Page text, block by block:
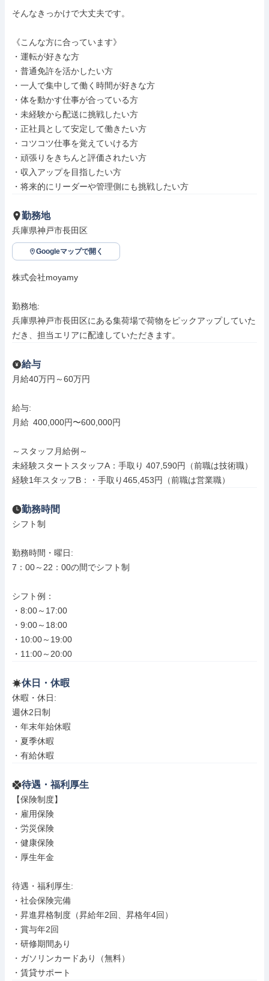
そんなきっかけで大丈夫です。
《こんな方に合っています》
・運転が好きな方
・普通免許を活かしたい方
・一人で集中して働く時間が好きな方
・体を動かす仕事が合っている方
・未経験から配送に挑戦したい方
・正社員として安定して働きたい方
・コツコツ仕事を覚えていける方
・頑張りをきちんと評価されたい方
・収入アップを目指したい方
・将来的にリーダーや管理側にも挑戦したい方
勤務地
兵庫県神戸市長田区
Googleマップで開く
株式会社moyamy
勤務地:
兵庫県神戸市長田区にある集荷場で荷物をピックアップしていた
だき、担当エリアに配達していただきます。
給与
月給40万円～60万円
給与:
月給 400,000円〜600,000円
～スタッフ月給例～
未経験スタートスタッフA：手取り 407,590円（前職は技術職）
経験1年スタッフB：・手取り465,453円（前職は営業職）
勤務時間
シフト制
勤務時間・曜日:
7：00～22：00の間でシフト制
シフト例：
・8:00～17:00
・9:00～18:00
・10:00～19:00
・11:00～20:00
休日・休暇
休暇・休日:
週休2日制
・年末年始休暇
・夏季休暇
・有給休暇
待遇・福利厚生
【保険制度】
・雇用保険
・労災保険
・健康保険
・厚生年金
待遇・福利厚生:
・社会保険完備
・昇進昇格制度（昇給年2回、昇格年4回）
・賞与年2回
・研修期間あり
・ガソリンカードあり（無料）
・賃貸サポート